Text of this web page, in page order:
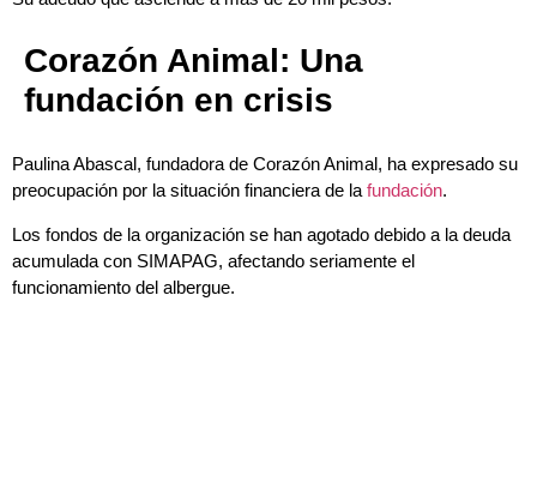
Corazón Animal: Una
fundación en crisis
Paulina Abascal, fundadora de Corazón Animal, ha expresado su
preocupación por la situación financiera de la fundación.
Los fondos de la organización se han agotado debido a la deuda
acumulada con SIMAPAG, afectando seriamente el
funcionamiento del albergue.